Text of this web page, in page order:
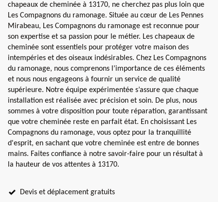
chapeaux de cheminée à 13170, ne cherchez pas plus loin que
Les Compagnons du ramonage. Située au cœur de Les Pennes
Mirabeau, Les Compagnons du ramonage est reconnue pour
son expertise et sa passion pour le métier. Les chapeaux de
cheminée sont essentiels pour protéger votre maison des
intempéries et des oiseaux indésirables. Chez Les Compagnons
du ramonage, nous comprenons l’importance de ces éléments
et nous nous engageons à fournir un service de qualité
supérieure. Notre équipe expérimentée s’assure que chaque
installation est réalisée avec précision et soin. De plus, nous
sommes à votre disposition pour toute réparation, garantissant
que votre cheminée reste en parfait état. En choisissant Les
Compagnons du ramonage, vous optez pour la tranquillité
d'esprit, en sachant que votre cheminée est entre de bonnes
mains. Faites confiance à notre savoir-faire pour un résultat à
la hauteur de vos attentes à 13170.
Devis et déplacement gratuits